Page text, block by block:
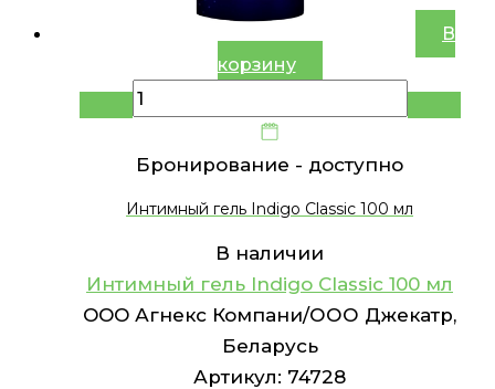
В
корзину
Бронирование - доступно
Интимный гель Indigo Classic 100 мл
В наличии
Интимный гель Indigo Classic 100 мл
OOO Агнекс Компани/ООО Джекатр,
Беларусь
Артикул: 74728